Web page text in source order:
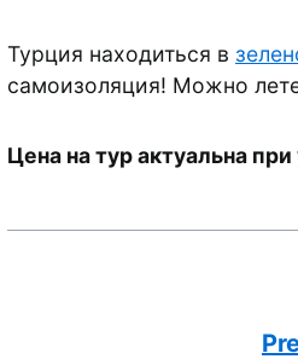
Турция находиться в
самоизоляция! Можно
Цена на тур актуальна